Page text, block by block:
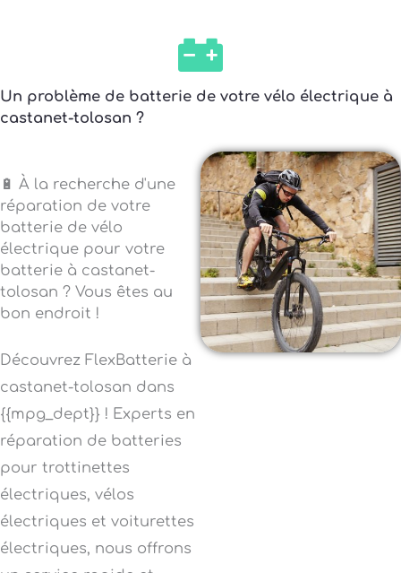
Un problème de batterie de votre vélo électrique à
castanet-tolosan ?
🔋 À la recherche d'une
réparation de votre
batterie de vélo
électrique pour votre
batterie à castanet-
tolosan ? Vous êtes au
bon endroit !
Découvrez FlexBatterie à
castanet-tolosan dans
{{mpg_dept}} ! Experts en
réparation de batteries
pour trottinettes
électriques, vélos
électriques et voiturettes
électriques, nous offrons